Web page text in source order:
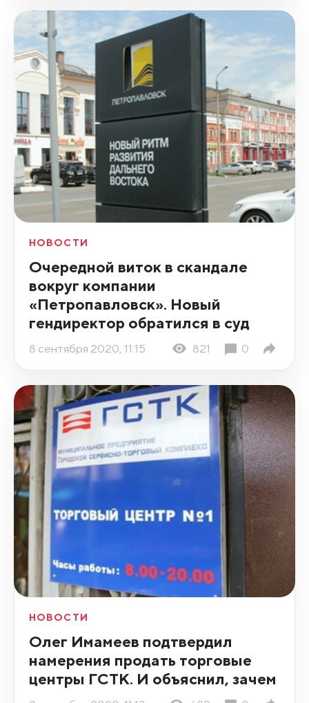
НОВОСТИ
Очередной виток в скандале
вокруг компании
«Петропавловск». Новый
гендиректор обратился в суд
8 сентября 2020, 11:15 821 0
НОВОСТИ
Олег Имамеев подтвердил
намерения продать торговые
центры ГСТК. И объяснил, зачем